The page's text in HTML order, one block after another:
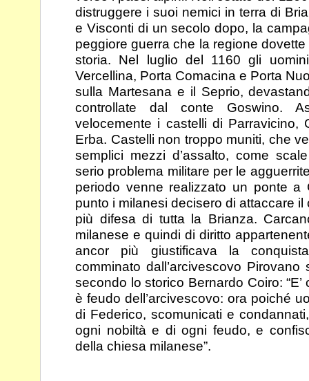
distruggere i suoi nemici in terra di
e Visconti di un secolo dopo, la
peggioreguerra che la regione
storia. Nel luglio del 1160 gli
Vercellina, Porta Comacina e Porta
sulla Martesana e il Seprio,
controllate dal conte Goswino.
velocemente i castelli di Parravicino,
Erba. Castelli non troppo muniti, che
semplici mezzi d’assalto, come
serio problema militare per le
periodo venne realizzato un ponte a
punto i milanesi decisero di attaccare il
più difesa di tutta la Brianza.
milanese e quindi di diritto
ancor più giustificava la
comminato dall’arcivescovo
secondo lostorico Bernardo Coiro:
è feudo dell’arcivescovo: ora poiché
di Federico, scomunicati e
ogni nobiltà e di ogni feudo, e
della chiesa milanese”.